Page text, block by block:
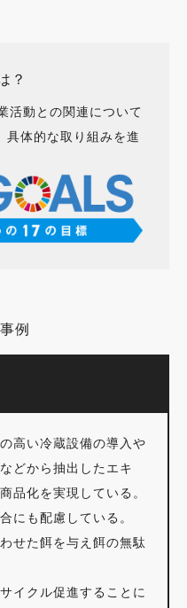
？
活動との関連について
具体的な取り組みを進
例
高い冷蔵設備の導入や
どから抽出したエキ
品化を実現している。
にも配慮している。
せた餌を与え餌の無駄
イクル促進することに